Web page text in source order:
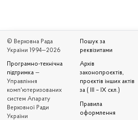
© Верховна Рада
України 1994—2026
Програмно-технічна
підтримка —
Управління
комп'ютеризованих
систем Апарату
Верховної Ради
України
Пошук за
реквізитами
Архів
законопроєктів,
проєктів інших актів
за ( III – IX скл.)
Правила
оформлення